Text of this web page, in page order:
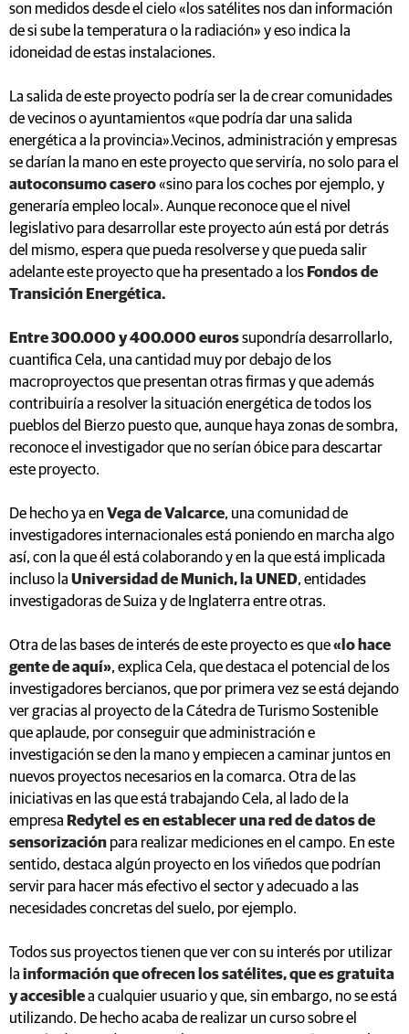
son medidos desde el cielo «los satélites nos dan información
de si sube la temperatura o la radiación» y eso indica la
idoneidad de estas instalaciones.
La salida de este proyecto podría ser la de crear comunidades
de vecinos o ayuntamientos «que podría dar una salida
energética a la provincia».Vecinos, administración y empresas
se darían la mano en este proyecto que serviría, no solo para el
autoconsumo casero«sino para los coches por ejemplo, y
generaría empleo local». Aunque reconoce que el nivel
legislativo para desarrollar este proyecto aún está por detrás
del mismo, espera que pueda resolverse y que pueda salir
adelante este proyecto que ha presentado a los Fondos de
Transición Energética.
Entre 300.000 y 400.000 eurossupondría desarrollarlo,
cuantifica Cela, una cantidad muy por debajo de los
macroproyectos que presentan otras firmas y que además
contribuiría a resolver la situación energética de todos los
pueblos del Bierzo puesto que, aunque haya zonas de sombra,
reconoce el investigador que no serían óbice para descartar
este proyecto.
De hecho ya en Vega de Valcarce, una comunidad de
investigadores internacionales está poniendo en marcha algo
así, con la que él está colaborando y en la que está implicada
incluso la Universidad de Munich, la UNED, entidades
investigadoras de Suiza y de Inglaterra entre otras.
Otra de las bases de interés de este proyecto es que«lo hace
gente de aquí», explica Cela, que destaca el potencial de los
investigadores bercianos, que por primera vez se está dejando
ver gracias al proyecto de la Cátedra de Turismo Sostenible
que aplaude, por conseguir que administración e
investigación se den la mano y empiecen a caminar juntos en
nuevos proyectos necesarios en la comarca. Otra de las
iniciativas en las que está trabajando Cela, al lado de la
empresa Redytel es en establecer una red de datos de
sensorización para realizar mediciones en el campo. En este
sentido, destaca algún proyecto en los viñedos que podrían
servir para hacer más efectivo el sector y adecuado a las
necesidades concretas del suelo, por ejemplo.
Todos sus proyectos tienen que ver con su interés por utilizar
la información que ofrecen los satélites, que es gratuita
y accesiblea cualquier usuario y que, sin embargo, no se está
utilizando. De hecho acaba de realizar un curso sobre el